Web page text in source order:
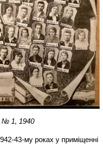
№ 1, 1940
43-му роках у приміщенні